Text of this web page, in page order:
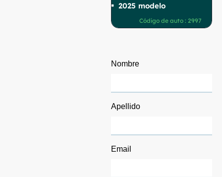
2025 modelo
Código de auto : 2997